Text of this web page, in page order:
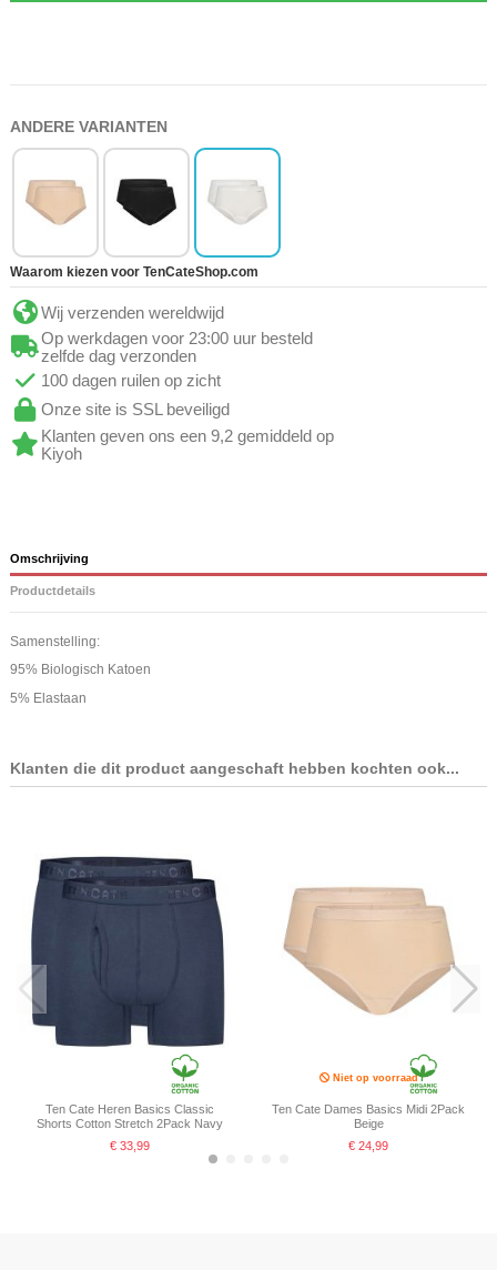
ANDERE VARIANTEN
Waarom kiezen voor TenCateShop.com
Wij verzenden wereldwijd
Op werkdagen voor 23:00 uur besteld
zelfde dag verzonden
100 dagen ruilen op zicht
Onze site is SSL beveiligd
Klanten geven ons een 9,2 gemiddeld op
Kiyoh
Omschrijving
Productdetails
Samenstelling:
95% Biologisch Katoen
5% Elastaan
Klanten die dit product aangeschaft hebben kochten ook...
Ten Cate Heren Basics Classic
Shorts Cotton Stretch 2Pack Navy
€ 33,99
Niet op voorraad
Ten Cate Dames Basics Midi 2Pack
Beige
€ 24,99